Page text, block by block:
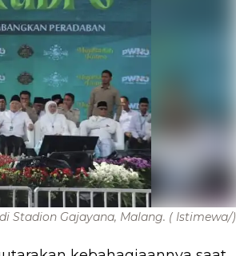
Stadion Gajayana, Malang. ( Istimewa/)